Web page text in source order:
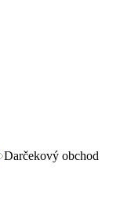
Darčekový obchod